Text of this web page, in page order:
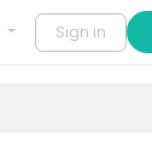
Sign in